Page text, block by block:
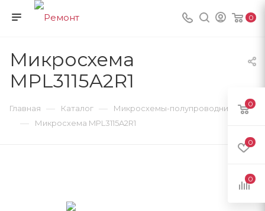
0
Микросхема
MPL3115A2R1
Главная — Каталог — Микросхемы-полупроводники
— Микросхема MPL3115A2R1
0
0
0